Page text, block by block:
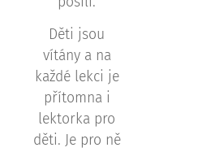
Děti jsou
vítány a na
každé lekci je
přítomna i
lektorka pro
děti. Je pro ně